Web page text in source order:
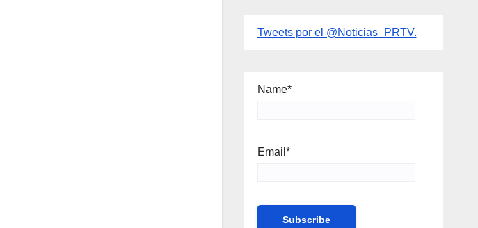
Tweets por el @Noticias_PRTV.
Name*
Email*